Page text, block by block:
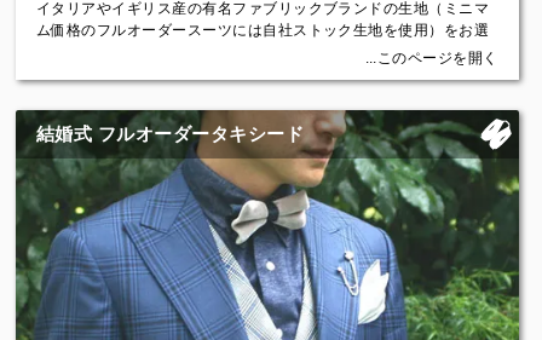
芯地は馬の尻尾の毛を織り上げたやわらかい本バス毛芯を採用し、
裏地にはコットンリンターを原料とするキュプラの裏地を採用して
ボタンは、牛の角から削りだしたホーンボタンやヤシの実を削り出
格仕様の服です。
イタリアやイギリス産の有名ファブリックブランドの生地（ミニマ
ム価格のフルオーダースーツには自社ストック生地を使用）をお選
びいただき、経験豊富なフィッターによる直接採寸から型紙制作を
前後左右、周方向、見た目について細かく調整を行い、最終的に国
内の熟練職人により本縫いをして仕立てます。
お客様とは、生地を選ぶだけではなく、スタイル、シルエット、襟
やポケットなどの各パーツの形状や位置などのご要望を可能な限り
お伺いし「誰も持っていない自分だけの」理想の一着を共に追求さ
せていただきます。
自分固有の体型、本人すら気づかない体の傾きやバランスに服がぴ
たりとフィットする心地よさ。美しく、スタイルよく見えることへ
の驚き。イズントの仮縫い付きフルオーダーをぜひご体感くださ
い。
...このページを開く
結婚式 フルオーダータキシード